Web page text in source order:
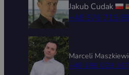
Jakub Cudak
+48 576 715
Marceli
+48 696 029 167